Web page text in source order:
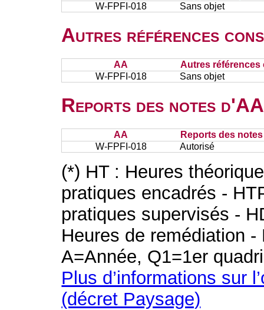
W-FPFI-018
Sans objet
Autres références
AA
Autres références
W-FPFI-018
Sans objet
Reports des notes
AA
Reports des
W-FPFI-018
Autorisé
(*) HT : Heures
pratiques encadrés -
pratiques supervisés -
Heures de remédiation
A=Année, Q1=1er
Plus d’informations sur
(décret Paysage)